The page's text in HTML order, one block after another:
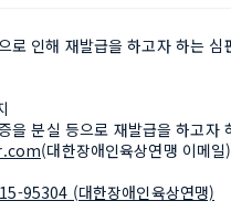
로 인해 재발급을 하고자 하는
분실 등으로 재발급을 하고자
(대한장애인육상연맹 이메
95304 (대한장애인육상연맹)